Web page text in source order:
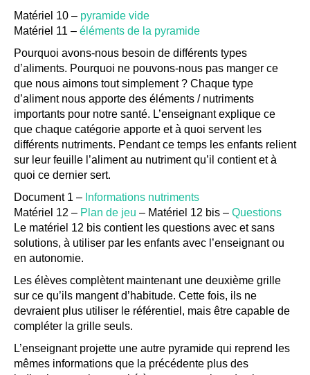
Matériel 10 – pyramide vide
Matériel 11 – éléments de la pyramide
Pourquoi avons-nous besoin de différents types
d’aliments. Pourquoi ne pouvons-nous pas manger ce
que nous aimons tout simplement ? Chaque type
d’aliment nous apporte des éléments / nutriments
importants pour notre santé. L’enseignant explique ce
que chaque catégorie apporte et à quoi servent les
différents nutriments. Pendant ce temps les enfants relient
sur leur feuille l’aliment au nutriment qu’il contient et à
quoi ce dernier sert.
Document 1 – Informations nutriments
Matériel 12 – Plan de jeu – Matériel 12 bis – Questions
Le matériel 12 bis contient les questions avec et sans
solutions, à utiliser par les enfants avec l’enseignant ou
en autonomie.
Les élèves complètent maintenant une deuxième grille
sur ce qu’ils mangent d’habitude. Cette fois, ils ne
devraient plus utiliser le référentiel, mais être capable de
compléter la grille seuls.
L’enseignant projette une autre pyramide qui reprend les
mêmes informations que la précédente plus des